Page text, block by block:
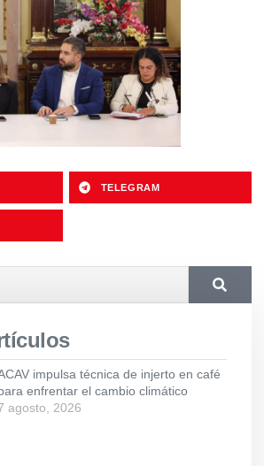
TELEGRAM
impulsa técnica de injerto en café
enfrentar el cambio climático
agosto, 2026